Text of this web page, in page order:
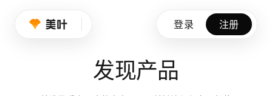
登录 注册
设计师的品味养成
发现产品